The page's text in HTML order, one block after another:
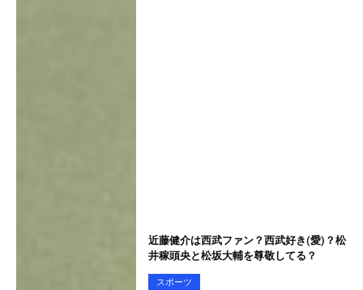
近藤健介は西武ファン？西武好き(愛)？松
井稼頭央と松坂大輔を尊敬してる？
スポーツ